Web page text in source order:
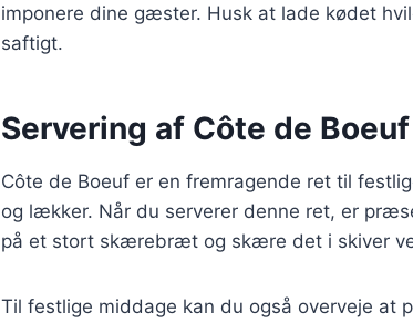
imponere dine gæster. Husk at lade kødet
saftigt.
Servering af Côte de
Côte de Boeuf er en fremragende ret til
og lækker. Når du serverer denne ret, er
på et stort skærebræt og skære det i skiver
Til festlige middage kan du også overveje at